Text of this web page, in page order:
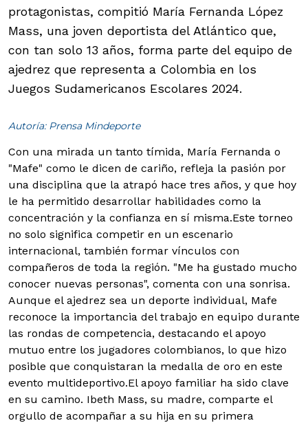
protagonistas, compitió María Fernanda López
Mass, una joven deportista del Atlántico que,
con tan solo 13 años, forma parte del equipo de
ajedrez que representa a Colombia en los
Juegos Sudamericanos Escolares 2024.
Autoría: Prensa Mindeporte
Con una mirada un tanto tímida, María Fernanda o
"Mafe" como le dicen de cariño, refleja la pasión por
una disciplina que la atrapó hace tres años, y que hoy
le ha permitido desarrollar habilidades como la
concentración y la confianza en sí misma.Este torneo
no solo significa competir en un escenario
internacional, también formar vínculos con
compañeros de toda la región. "Me ha gustado mucho
conocer nuevas personas", comenta con una sonrisa.
Aunque el ajedrez sea un deporte individual, Mafe
reconoce la importancia del trabajo en equipo durante
las rondas de competencia, destacando el apoyo
mutuo entre los jugadores colombianos, lo que hizo
posible que conquistaran la medalla de oro en este
evento multideportivo.El apoyo familiar ha sido clave
en su camino. Ibeth Mass, su madre, comparte el
orgullo de acompañar a su hija en su primera